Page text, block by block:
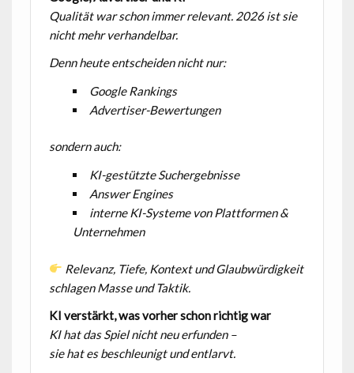
Qualität war schon immer relevant. 2026 ist sie
nicht mehr verhandelbar.
Denn heute entscheiden nicht nur:
Google Rankings
Advertiser-Bewertungen
sondern auch:
KI-gestützte Suchergebnisse
Answer Engines
interne KI-Systeme von Plattformen &
Unternehmen
Relevanz, Tiefe, Kontext und Glaubwürdigkeit
schlagen Masse und Taktik.
KI verstärkt, was vorher schon richtig war
KI hat das Spiel nicht neu erfunden –
sie hat es beschleunigt und entlarvt.